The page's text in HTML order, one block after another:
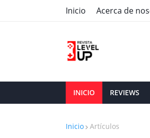
Inicio Acerca de
INICIO REVIEWS
Inicio Artículos